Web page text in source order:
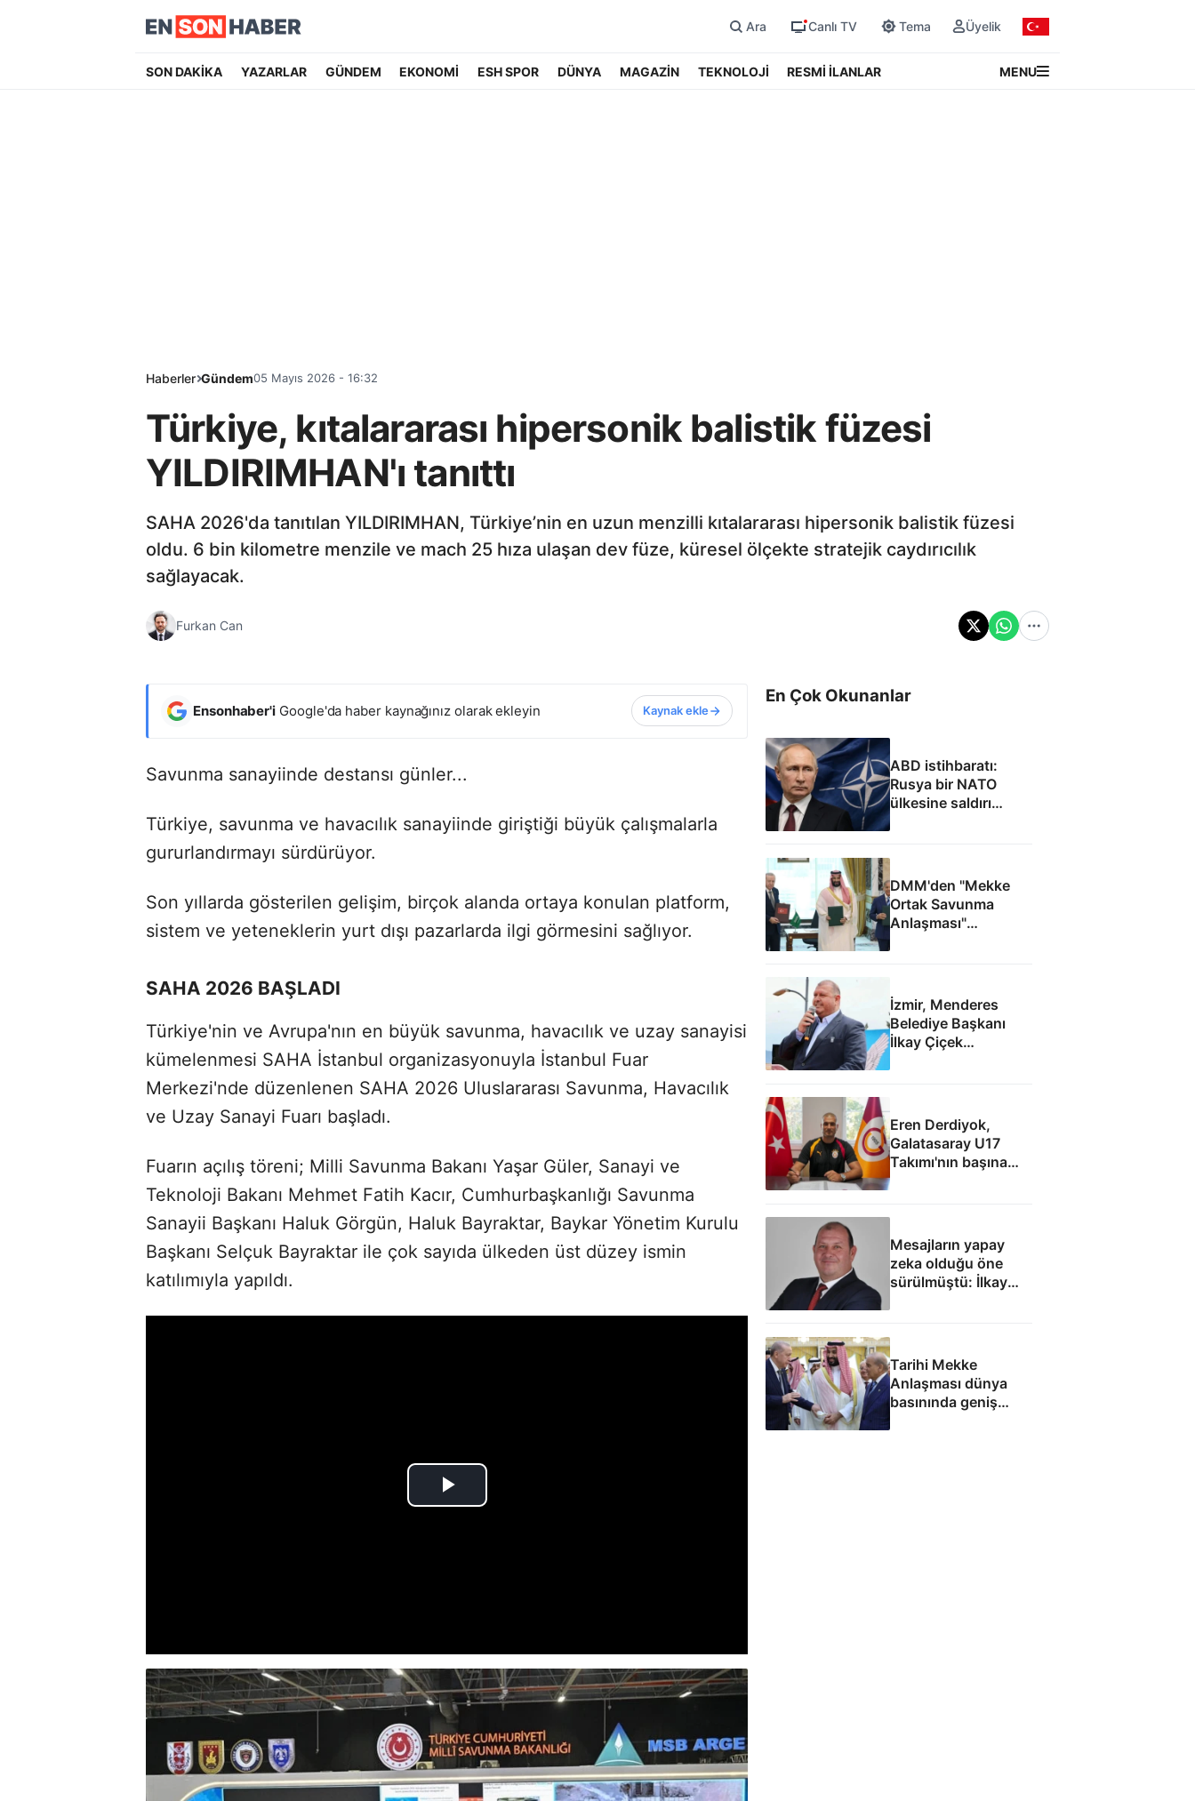
Ara Canlı TV Tema Üyelik
SON DAKİKA YAZARLAR GÜNDEM EKONOMİ ESH SPOR DÜNYA MAGAZİN TEKNOLOJİ RESMİ İLANLAR MENU
Haberler Gündem05 Mayıs 2026 - 16:32
Türkiye, kıtalararası hipersonik balistik füzesi
YILDIRIMHAN'ı tanıttı
SAHA 2026'da tanıtılan YILDIRIMHAN, Türkiye’nin en uzun menzilli kıtalararası hipersonik balistik füzesi
oldu. 6 bin kilometre menzile ve mach 25 hıza ulaşan dev füze, küresel ölçekte stratejik caydırıcılık
sağlayacak.
Furkan Can
Ensonhaber'i Google'da haber kaynağınız olarak ekleyin Kaynak ekle
Savunma sanayiinde destansı günler...
Türkiye, savunma ve havacılık sanayiinde giriştiği büyük çalışmalarla
gururlandırmayı sürdürüyor.
Son yıllarda gösterilen gelişim, birçok alanda ortaya konulan platform,
sistem ve yeteneklerin yurt dışı pazarlarda ilgi görmesini sağlıyor.
SAHA 2026 BAŞLADI
Türkiye'nin ve Avrupa'nın en büyük savunma, havacılık ve uzay sanayisi
kümelenmesi SAHA İstanbul organizasyonuyla İstanbul Fuar
Merkezi'nde düzenlenen SAHA 2026 Uluslararası Savunma, Havacılık
ve Uzay Sanayi Fuarı başladı.
Fuarın açılış töreni; Milli Savunma Bakanı Yaşar Güler, Sanayi ve
Teknoloji Bakanı Mehmet Fatih Kacır, Cumhurbaşkanlığı Savunma
Sanayii Başkanı Haluk Görgün, Haluk Bayraktar, Baykar Yönetim Kurulu
Başkanı Selçuk Bayraktar ile çok sayıda ülkeden üst düzey ismin
katılımıyla yapıldı.
En Çok Okunanlar
ABD istihbaratı:
Rusya bir NATO
ülkesine saldırı
düzenleyebilir
DMM'den "Mekke
Ortak Savunma
Anlaşması"
iddialarına yalanlama
İzmir, Menderes
Belediye Başkanı
İlkay Çiçek
Eren Derdiyok,
Galatasaray U17
Takımı'nın başına
geçti
Mesajların yapay
zeka olduğu öne
sürülmüştü: İlkay
Tarihi Mekke
Anlaşması dünya
basınında geniş
yankı uyandırdı